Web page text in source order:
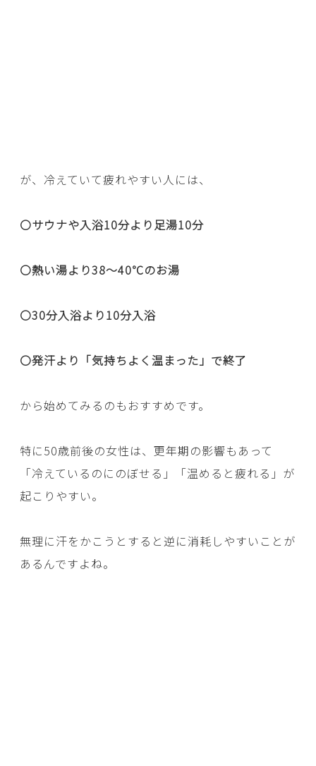
が、冷えていて疲れやすい人には、
〇サウナや入浴10分より足湯10分
〇熱い湯より38〜40℃のお湯
〇30分入浴より10分入浴
〇発汗より「気持ちよく温まった」で終了
から始めてみるのもおすすめです。
特に50歳前後の女性は、更年期の影響もあって
「冷えているのにのぼせる」「温めると疲れる」が
起こりやすい。
無理に汗をかこうとすると逆に消耗しやすいことが
あるんですよね。